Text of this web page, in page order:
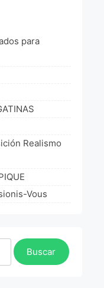
para
Realismo
Vous